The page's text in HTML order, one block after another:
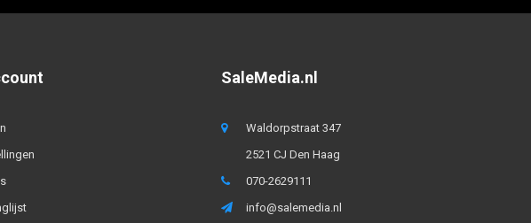
SaleMedia.nl
Waldorpstraat 347
2521 CJ Den Haag
070-2629111
info@salemedia.nl